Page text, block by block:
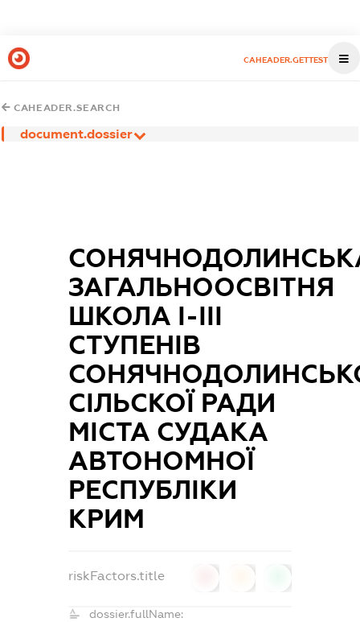
CAHEADER.GETTEST
CAHEADER.SEARCH
document.dossier
ЗАГАЛЬНООСВІТНЯ
ШКОЛА І-ІІІ
СТУПЕНІВ
СІЛЬСКОЇ РАДИ
МІСТА СУДАКА
АВТОНОМНОЇ
РЕСПУБЛІКИ
КРИМ
riskFactors.title
dossier.fullName: